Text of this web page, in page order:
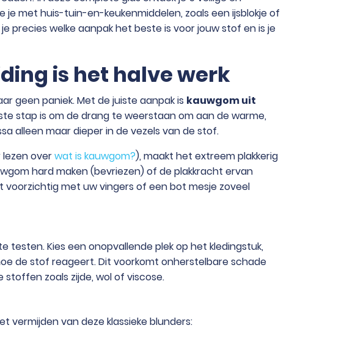
met huis-tuin-en-keukenmiddelen, zoals een ijsblokje of
precies welke aanpak het beste is voor jouw stof en is je
is het halve werk
geen paniek. Met de juiste aanpak is kauwgom uit
stap is om de drang te weerstaan om aan de warme,
alleen maar dieper in de vezels van de stof.
overwat is kauwgom?), maakt het extreem plakkerig
hard maken (bevriezen) of de plakkracht ervan
met uw vingers of een bot mesje zoveel
Kies een onopvallende plek op het kledingstuk,
de stof reageert. Dit voorkomt onherstelbare schade
zoals zijde, wol of viscose.
vermijden van deze klassieke blunders: